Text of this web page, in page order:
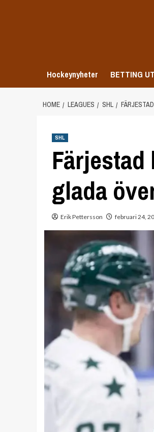
Hockeynyheter BETTING
HOME LEAGUES SHL
SHL
glada
Erik Pettersson februari 24,